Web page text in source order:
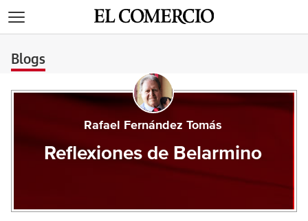
Blogs
Rafael Fernández Tomás
Reflexiones de Belarmino